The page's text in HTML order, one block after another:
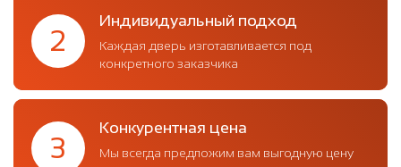
2
Индивидуальный подход
Каждая дверь изготавливается под
конкретного заказчика
3
Конкурентная цена
Мы всегда предложим вам выгодную цену